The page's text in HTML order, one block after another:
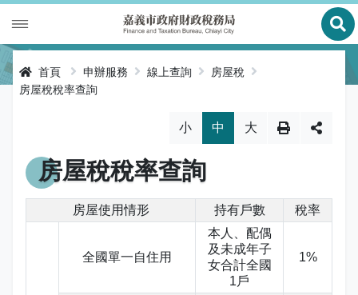
展
公有財產
財金及菸酒管理
稅務專區
房屋稅
土地增值稅
印花稅
線上申辦
申辦進度查詢及補件
線上查詢與試算
預約服務
便民服務
節稅健檢
交流園地
活動訊息
全功能櫃臺服務專區
關於我們
首頁 申辦服務 線上查詢
房屋稅
房屋稅稅率查詢
小 中 大
房屋稅稅率查詢
房屋使用情形 持有戶數 稅率
全國單一自住用
本人、配偶
及未成年子
女合計全國
1戶
1%